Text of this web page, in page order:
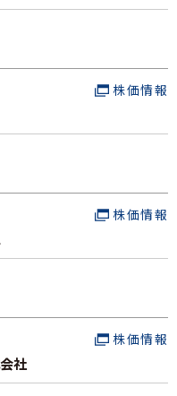
株価情報
株価情報
社
株価情報